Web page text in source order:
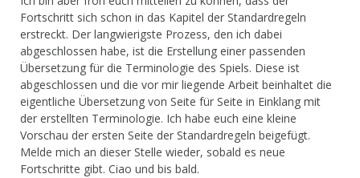
Fortschritt sich schon in das Kapitel der Standardregeln
erstreckt. Der langwierigste Prozess, den ich dabei
abgeschlossen habe, ist die Erstellung einer passenden
Übersetzung für die Terminologie des Spiels. Diese ist
abgeschlossen und die vor mir liegende Arbeit beinhaltet die
eigentliche Übersetzung von Seite für Seite in Einklang mit
der erstellten Terminologie. Ich habe euch eine kleine
Vorschau der ersten Seite der Standardregeln beigefügt.
Melde mich an dieser Stelle wieder, sobald es neue
Fortschritte gibt. Ciao und bis bald.